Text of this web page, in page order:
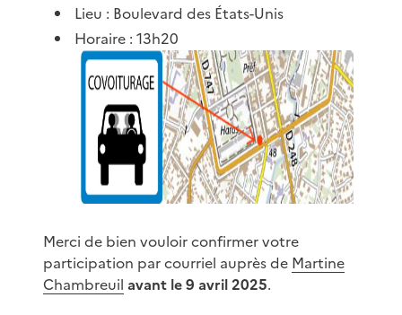
Lieu : Boulevard des États-Unis
Horaire : 13h20
Merci de bien vouloir confirmer votre
participation par courriel auprès de Martine
Chambreuil avant le 9 avril 2025.